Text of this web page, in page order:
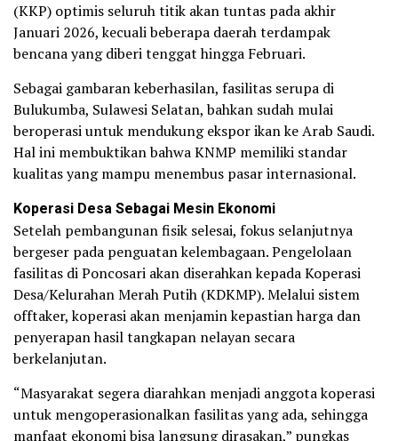
(KKP) optimis seluruh titik akan tuntas pada akhir
Januari 2026, kecuali beberapa daerah terdampak
bencana yang diberi tenggat hingga Februari.
Sebagai gambaran keberhasilan, fasilitas serupa di
Bulukumba, Sulawesi Selatan, bahkan sudah mulai
beroperasi untuk mendukung ekspor ikan ke Arab Saudi.
Hal ini membuktikan bahwa KNMP memiliki standar
kualitas yang mampu menembus pasar internasional.
Koperasi Desa Sebagai Mesin Ekonomi
Setelah pembangunan fisik selesai, fokus selanjutnya
bergeser pada penguatan kelembagaan. Pengelolaan
fasilitas di Poncosari akan diserahkan kepada Koperasi
Desa/Kelurahan Merah Putih (KDKMP). Melalui sistem
offtaker, koperasi akan menjamin kepastian harga dan
penyerapan hasil tangkapan nelayan secara
berkelanjutan.
“Masyarakat segera diarahkan menjadi anggota koperasi
untuk mengoperasionalkan fasilitas yang ada, sehingga
manfaat ekonomi bisa langsung dirasakan,” pungkas